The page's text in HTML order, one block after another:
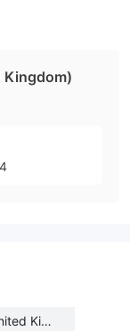
Kingdom)
King